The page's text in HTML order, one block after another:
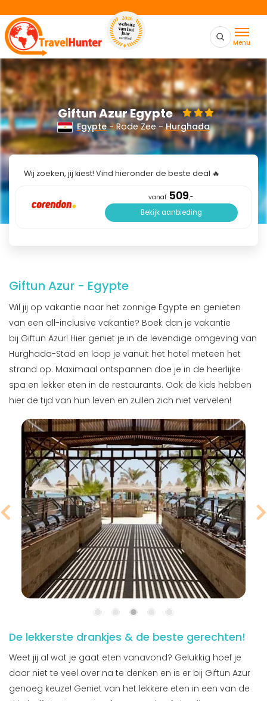
Menu
Giftun Azur Egypte
Egypte- Rode Zee -Hurghada
Wij zoeken, jij kiest! Vind hieronder de beste deal 🔥
vanaf 509,-
Bekijk aanbieding
Giftun Azur - Egypte
Wil jij op vakantie naar het zonnige Egypte en genieten
van een all-inclusive vakantie? Boek dan je vakantie
bij Giftun Azur! Hier geniet je in de levendige omgeving van
Hurghada-Stad en loop je vanuit het hotel meteen het
strand op. Maximaal ontspannen doe je in de heerlijke
spa en lekker eten in de restaurants. Ook de kids hebben
hier de tijd van hun leven en zullen zich niet vervelen!
De lekkerste drankjes & de beste gerechten!
Weet jij al wat je gaat eten vanavond? Gelukkig hoef je
daar niet te veel over na te denken en is er bij Giftun Azur
genoeg keuze! Geniet van het lekkere eten in een van de